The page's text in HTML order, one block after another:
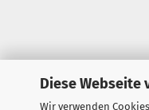
Diese Webseite
Wir verwenden